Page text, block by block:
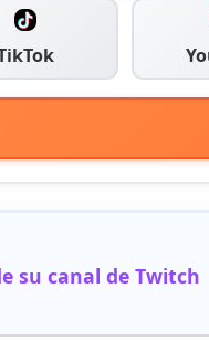
su canal de Twitch